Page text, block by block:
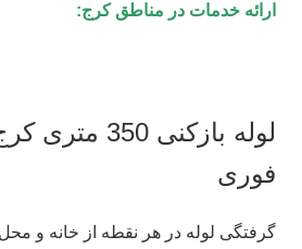
ارائه خدمات در مناطق کرج:
لوله بازکنی
فوری
گرفتگی لوله در هر نقطه از خانه و